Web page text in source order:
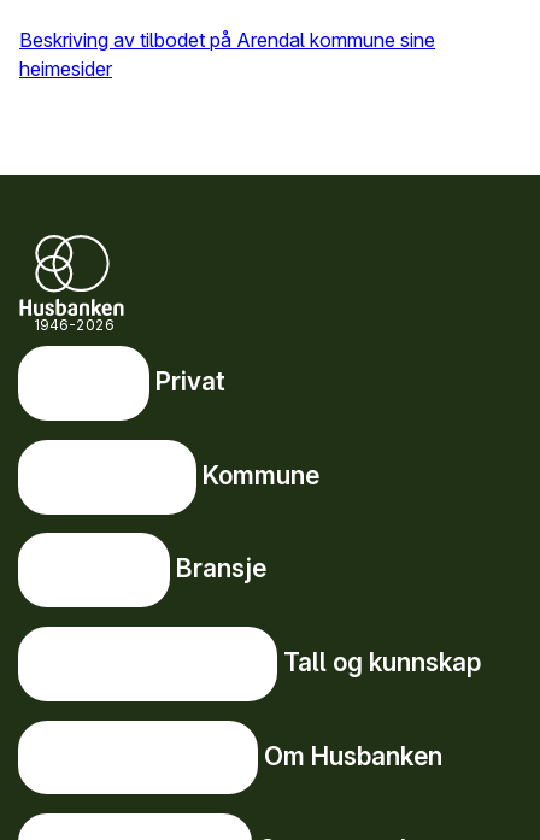
Beskriving av tilbodet på Arendal kommune sine
heimesider
1946-2026
Snarveier
Privat
Kommune
Bransje
Tall og kunnskap
Om Husbanken